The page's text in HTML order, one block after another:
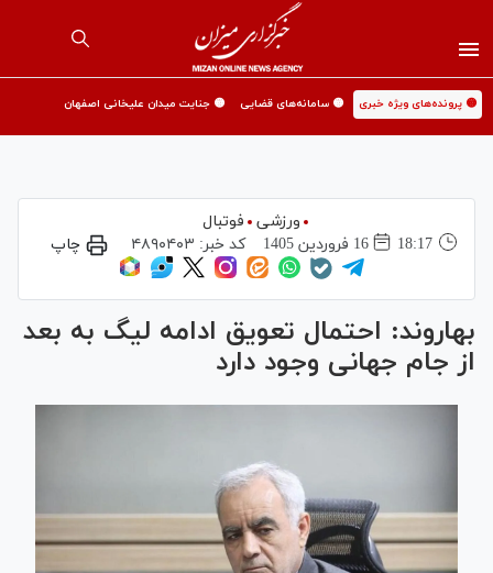
🟡 پرونده‌های ویژه خبری 🟡 سامانه‌های قضایی 🟡 جنایت میدان علیخانی اصفهان
ورزشی
فوتبال
18:17
16 فروردين 1405 کد خبر: ۴۸۹۰۴۰۳ چاپ
بهاروند: احتمال تعویق ادامه لیگ به بعد
از جام جهانی وجود دارد